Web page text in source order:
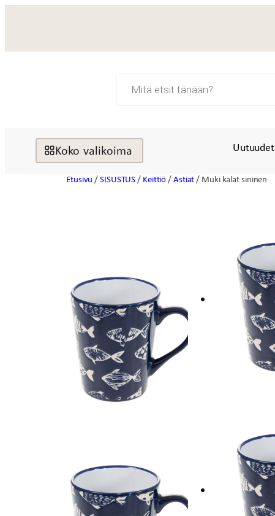
search
Koko valikoima Uutuudet
Etusivu /SISUSTUS/ Keittiö/Astiat/ Muki kalat sininen